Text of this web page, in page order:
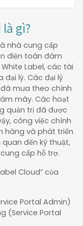
là gì?
nhà cung cấp
điện toán đám
Label, các tài
đại lý. Các đại lý
mua theo chính
mây. Các hoạt
quản trị đã được
công việc chính
hàng và phát triển
đến kỹ thuật,
cấp hỗ trợ.
Cloud” của
Portal Admin)
(Service Portal